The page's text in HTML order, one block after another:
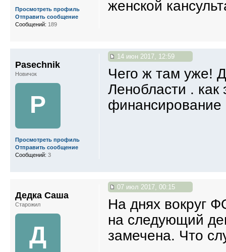
женской
Просмотреть профиль
Отправить сообщение
Сообщений: 189
14 июн 2017, 12:59
Чего ж там уже!
Ленобласти .
Pasechnik
Новичок
P
Просмотреть профиль
Отправить сообщение
Сообщений: 3
07 июл 2017, 00:15
На днях вокруг
на следующий
замечена. Что
Дедка Саша
Старожил
Д